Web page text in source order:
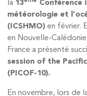
la 13
Conférence
météorologie et
(ICSHMO) en février.
en Nouvelle-
France a présenté
session of the
(PICOF-10).
En novembre, lors de